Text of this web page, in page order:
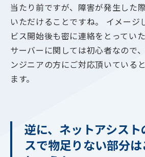
当たり前ですが、障害が発生した
いただけることですね。 イメージ
ビス開始後も密に連絡をとってい
サーバーに関しては初心者なので
ンジニアの方にご対応頂いている
ます。
逆に、ネットアシス
スで物足りない部分